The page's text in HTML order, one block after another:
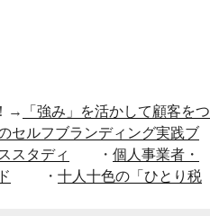
→
「強み」を活かして顧客をつ
セルフブランディング実践ブ
スタディ ・ 個人事業者・
・ 十人十色の「ひとり税